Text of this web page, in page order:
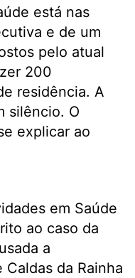
está nas
e de um
pelo atual
200
residência. A
silêncio. O
explicar ao
em Saúde
ao caso da
a
da Rainha